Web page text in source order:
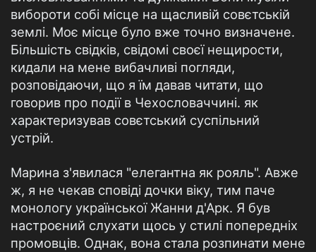
вибороти собі місце на щасливій совєтській
землі. Моє місце було вже точно визначене.
Більшість свідків, свідомі своєї нещирости,
кидали на мене вибачливі погляди,
розповідаючи, що я їм давав читати, що
говорив про події в Чехословаччині. як
характеризував совєтський суспільний
устрій.
Марина з'явилася "елегантна як рояль". Авже
ж, я не чекав сповіді дочки віку, тим паче
монологу української Жанни д'Арк. Я був
настроєний слухати щось у стилі попередніх
промовців. Однак, вона стала розпинати мене